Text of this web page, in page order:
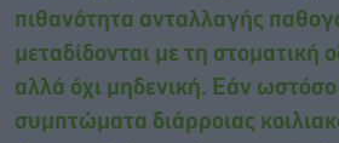
πιθανότητα ανταλλαγής
μεταδίδονται με τη στοματική
αλλά όχι μηδενική. Εάν
συμπτώματα διάρροιας